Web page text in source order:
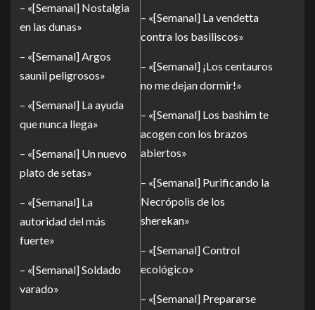
– «[Semanal] Nostalgia
en las dunas»
– «[Semanal] Argos
saunil peligrosos»
– «[Semanal] La ayuda
que nunca llega»
– «[Semanal] Un nuevo
plato de setas»
– «[Semanal] La
autoridad del más
fuerte»
– «[Semanal] Soldado
varado»
– «[Semanal] La vendetta
contra los basiliscos»
– «[Semanal] ¡Los centauros
no me dejan dormir!»
– «[Semanal] Los bashim te
acogen con los brazos
abiertos»
– «[Semanal] Purificando la
Necrópolis de los
sherekan»
– «[Semanal] Control
ecológico»
– «[Semanal] Prepararse